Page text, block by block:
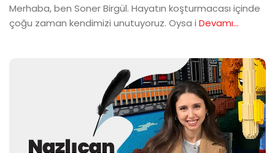
Merhaba, ben Soner Birgül. Hayatın koşturmacası içinde
çoğu zaman kendimizi unutuyoruz. Oysa i Devamı...